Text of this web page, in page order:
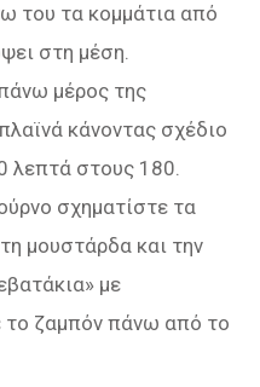
του τα κομμάτια από
στη μέση.
μέρος της
κάνοντας σχέδιο
λεπτά στους 180.
σχηματίστε τα
μουστάρδα και την
με
το ζαμπόν πάνω από το